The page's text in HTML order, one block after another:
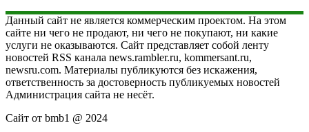
Данный сайт не является коммерческим проектом. На этом
сайте ни чего не продают, ни чего не покупают, ни какие
услуги не оказываются. Сайт представляет собой ленту
новостей RSS канала news.rambler.ru, kommersant.ru,
newsru.com. Материалы публикуются без искажения,
ответственность за достоверность публикуемых новостей
Администрация сайта не несёт.
Сайт от bmb1 @ 2024